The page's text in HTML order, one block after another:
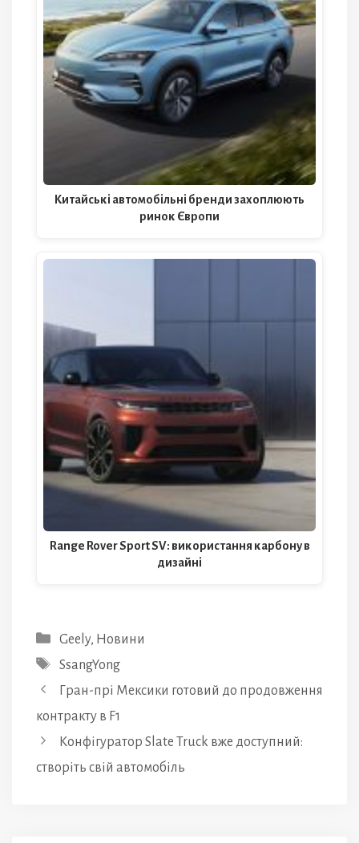
Китайські автомобільні бренди захоплюють
ринок Європи
Range Rover Sport SV: використання карбону в
дизайні
Категорії
Geely, Новини
Позначки
SsangYong
Гран-прі Мексики готовий до продовження
контракту в F1
Конфігуратор Slate Truck вже доступний:
створіть свій автомобіль